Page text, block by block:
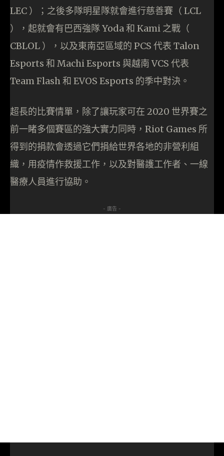
LEC ）；之後多隊明星隊就會進行慈善賽（ LCL
），起就會有巴西強隊 Yoda 和 Kami 之戰（
CBLOL ），以及東南亞區域的 PCS 代表 Talon
Esports 和 Machi Esports 與越南 VCS 代表
Team Flash 和 EVOS Esports 的季中對決。
超長的比賽情單，除了讓玩家可在 2020 世界賽之
前一睹多個賽區的強大實力同時，Riot Games 所
得到的捐款會透過它們捐給世界各地的非營利組
織，用疫情作救援工作，以及對醫護工作者、一線
醫療人員進行協助。
- 廣告 -